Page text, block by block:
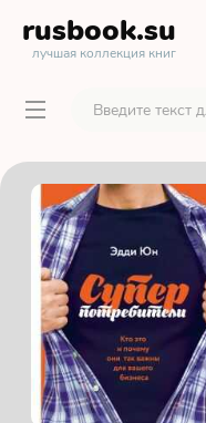
rusbook.su
лучшая коллекция книг